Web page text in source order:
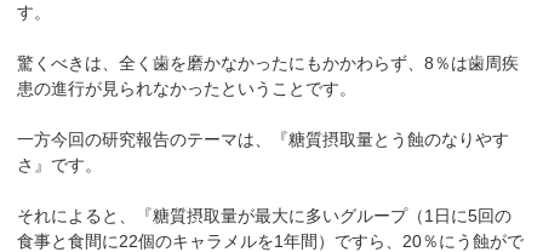
す。
驚くべきは、全く歯を磨かなかったにもかかわらず、8％は歯周疾
患の進行が見られなかったということです。
一方今回の研究報告のテーマは、『糖質摂取量とう蝕のなりやす
さ』です。
それによると、『糖質摂取量が最大に多いグループ（1日に5回の
食事と食間に22個のキャラメルを1年間）ですら、20％にう蝕がで